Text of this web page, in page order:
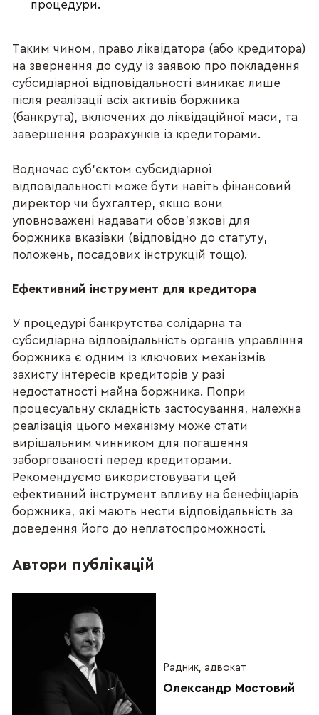
процедури.
Таким чином, право ліквідатора (або кредитора)
на звернення до суду із заявою про покладення
субсидіарної відповідальності виникає лише
після реалізації всіх активів боржника
(банкрута), включених до ліквідаційної маси, та
завершення розрахунків із кредиторами.
Водночас суб’єктом субсидіарної
відповідальності може бути навіть фінансовий
директор чи бухгалтер, якщо вони
уповноважені надавати обов’язкові для
боржника вказівки (відповідно до статуту,
положень, посадових інструкцій тощо).
Ефективний інструмент для кредитора
У процедурі банкрутства солідарна та
субсидіарна відповідальність органів управління
боржника є одним із ключових механізмів
захисту інтересів кредиторів у разі
недостатності майна боржника. Попри
процесуальну складність застосування, належна
реалізація цього механізму може стати
вирішальним чинником для погашення
заборгованості перед кредиторами.
Рекомендуємо використовувати цей
ефективний інструмент впливу на бенефіціарів
боржника, які мають нести відповідальність за
доведення його до неплатоспроможності.
Автори публікацій
Радник, адвокат
Олександр Мостовий